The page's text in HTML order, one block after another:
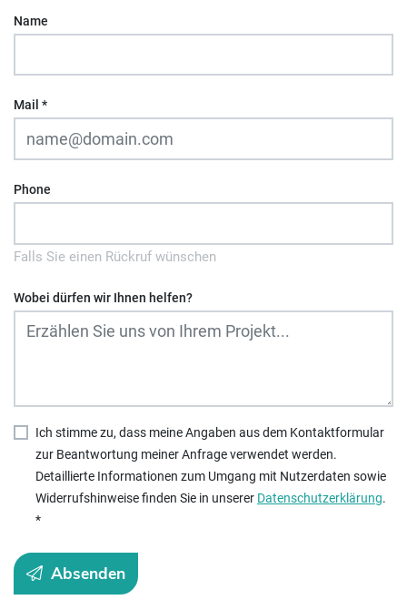
Name
Mail *
Phone
Falls Sie einen Rückruf wünschen
Wobei dürfen wir Ihnen helfen?
Ich stimme zu, dass meine Angaben aus dem Kontaktformular
zur Beantwortung meiner Anfrage verwendet werden.
Detaillierte Informationen zum Umgang mit Nutzerdaten sowie
Widerrufshinweise finden Sie in unserer Datenschutzerklärung.
*
Absenden